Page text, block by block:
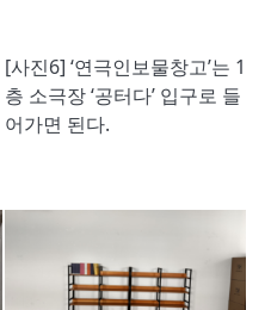
[사진6] ‘연극인보물창고’는 1
층 소극장 ‘공터다’ 입구로 들
어가면 된다.